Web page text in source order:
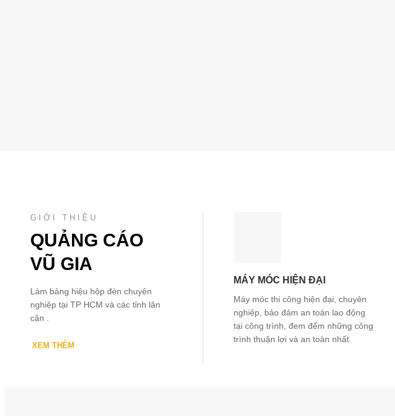
GIỚI THIỆU
QUẢNG CÁO
VŨ GIA
Làm bảng hiệu hộp đèn chuyên
nghiệp tại TP HCM và các tỉnh lân
cận .
XEM THÊM
MÁY MÓC HIỆN ĐẠI
Máy móc thi công hiện đại, chuyên
nghiệp, bảo đảm an toàn lao động
tại công trình, đem đếm những công
trình thuận lợi và an toàn nhất.